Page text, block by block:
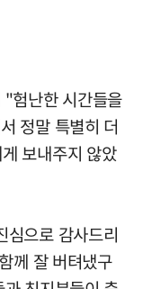
"험난한 시간들을
정말 특별히 더
보내주지 않았
심으로 감사드리
께 잘 버텨냈구